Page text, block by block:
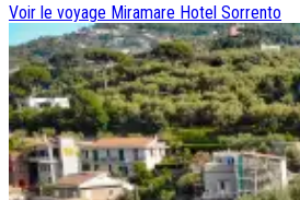
Voir le voyage Miramare Hotel Sorrento